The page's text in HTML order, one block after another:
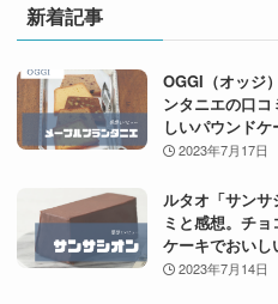
新着記事
OGGI（オッジ
ンタニエの口
しいパウンドケ
2023年7月17日
ルタオ「サンサ
ミと感想。チ
ケーキでおいし
2023年7月14日